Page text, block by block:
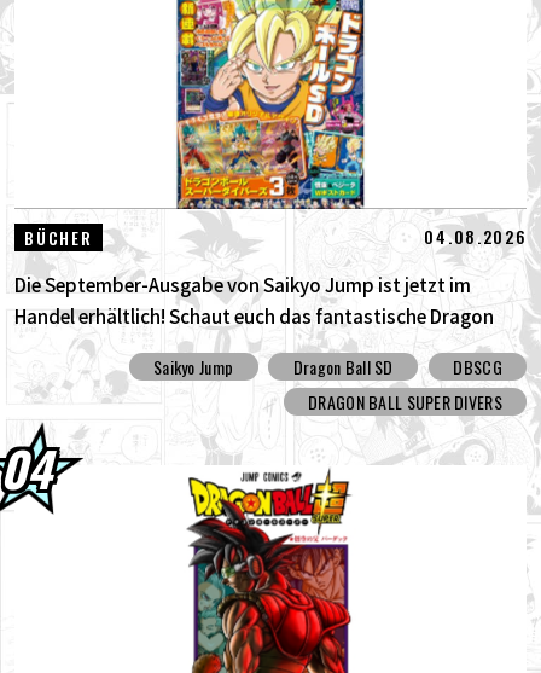
BÜCHER 04.08.2026
Die September-Ausgabe von Saikyo Jump ist jetzt im
Handel erhältlich! Schaut euch das fantastische Dragon
Ball SD Cover und all die tollen Bonusinhalte an!
Saikyo Jump Dragon Ball SD
DBSCG
DRAGON BALL SUPER DIVERS